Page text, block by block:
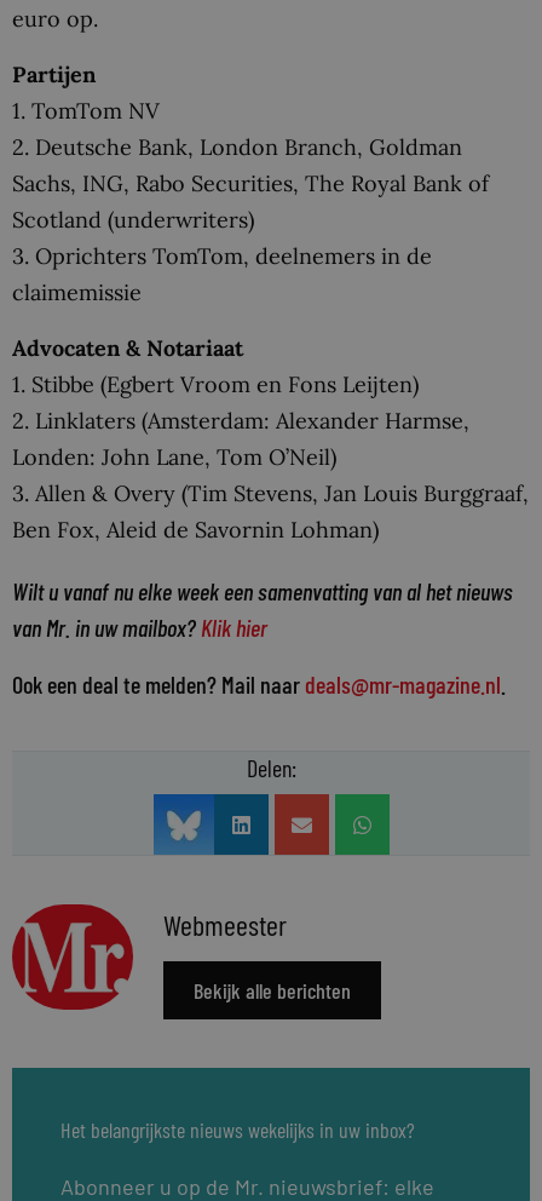
euro op.
Partijen
1. TomTom NV
2. Deutsche Bank, London Branch, Goldman
Sachs, ING, Rabo Securities, The Royal Bank of
Scotland (underwriters)
3. Oprichters TomTom, deelnemers in de
claimemissie
Advocaten & Notariaat
1. Stibbe (Egbert Vroom en Fons Leijten)
2. Linklaters (Amsterdam: Alexander Harmse,
Londen: John Lane, Tom O’Neil)
3. Allen & Overy (Tim Stevens, Jan Louis Burggraaf,
Ben Fox, Aleid de Savornin Lohman)
Wilt u vanaf nu elke week een samenvatting van al het nieuws
van Mr. in uw mailbox? Klik hier
Ook een deal te melden? Mail naar deals@mr-magazine.nl
Delen:
Webmeester
Bekijk alle berichten
Het belangrijkste nieuws wekelijks in uw inbox?
Abonneer u op de Mr. nieuwsbrief: elke